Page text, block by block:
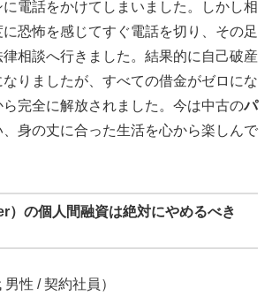
電話をかけてしまいました。しかし相
恐怖を感じてすぐ電話を切り、その足
相談へ行きました。結果的に自己破産
りましたが、すべての借金がゼロにな
ら完全に解放されました。今は中古のパ
身の丈に合った生活を心から楽しんで
の個人間融資は絶対にやめるべき
男性 / 契約社員）